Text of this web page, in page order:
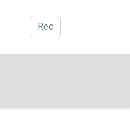
Valider